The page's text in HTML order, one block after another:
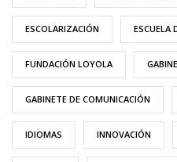
ESCOLARIZACIÓN ESCUELA
FUNDACIÓN LOYOLA
GABINETE DE COMUNICACIÓN
IDIOMAS INNOVACIÓN